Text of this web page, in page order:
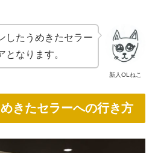
新人OLねこ
したうめきたセラー
なります。
きたセラーへの行き方